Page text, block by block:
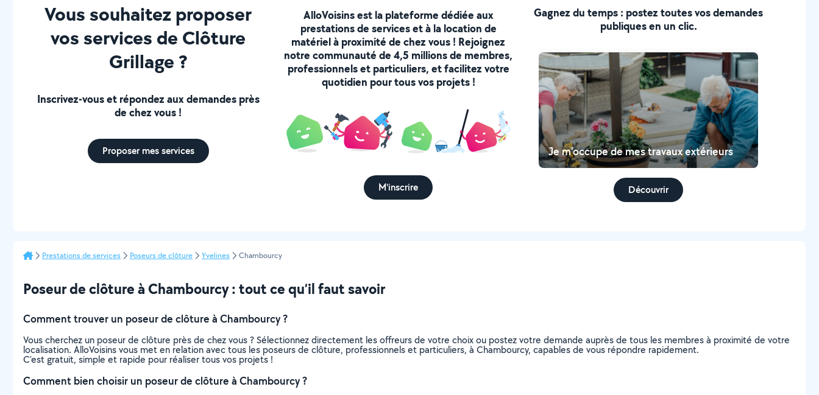
Vous souhaitez proposer
vos services de Clôture
Grillage ?
Inscrivez-vous et répondez aux demandes près
de chez vous !
Proposer mes services
AlloVoisins est la plateforme dédiée aux
prestations de services et à la location de
matériel à proximité de chez vous ! Rejoignez
notre communauté de 4,5 millions de membres,
professionnels et particuliers, et facilitez votre
quotidien pour tous vos projets !
M'inscrire
Gagnez du temps : postez toutes vos demandes
publiques en un clic.
Je m'occupe de mes travaux extérieurs
Découvrir
Prestations de services Poseurs de clôture Yvelines Chambourcy
Poseur de clôture à Chambourcy : tout ce qu’il faut savoir
Comment trouver un poseur de clôture à Chambourcy ?
Vous cherchez un poseur de clôture près de chez vous ? Sélectionnez directement les offreurs de votre choix ou postez votre demande auprès de tous les membres à proximité de votre
localisation. AlloVoisins vous met en relation avec tous les poseurs de clôture, professionnels et particuliers, à Chambourcy, capables de vous répondre rapidement.
C’est gratuit, simple et rapide pour réaliser tous vos projets !
Comment bien choisir un poseur de clôture à Chambourcy ?